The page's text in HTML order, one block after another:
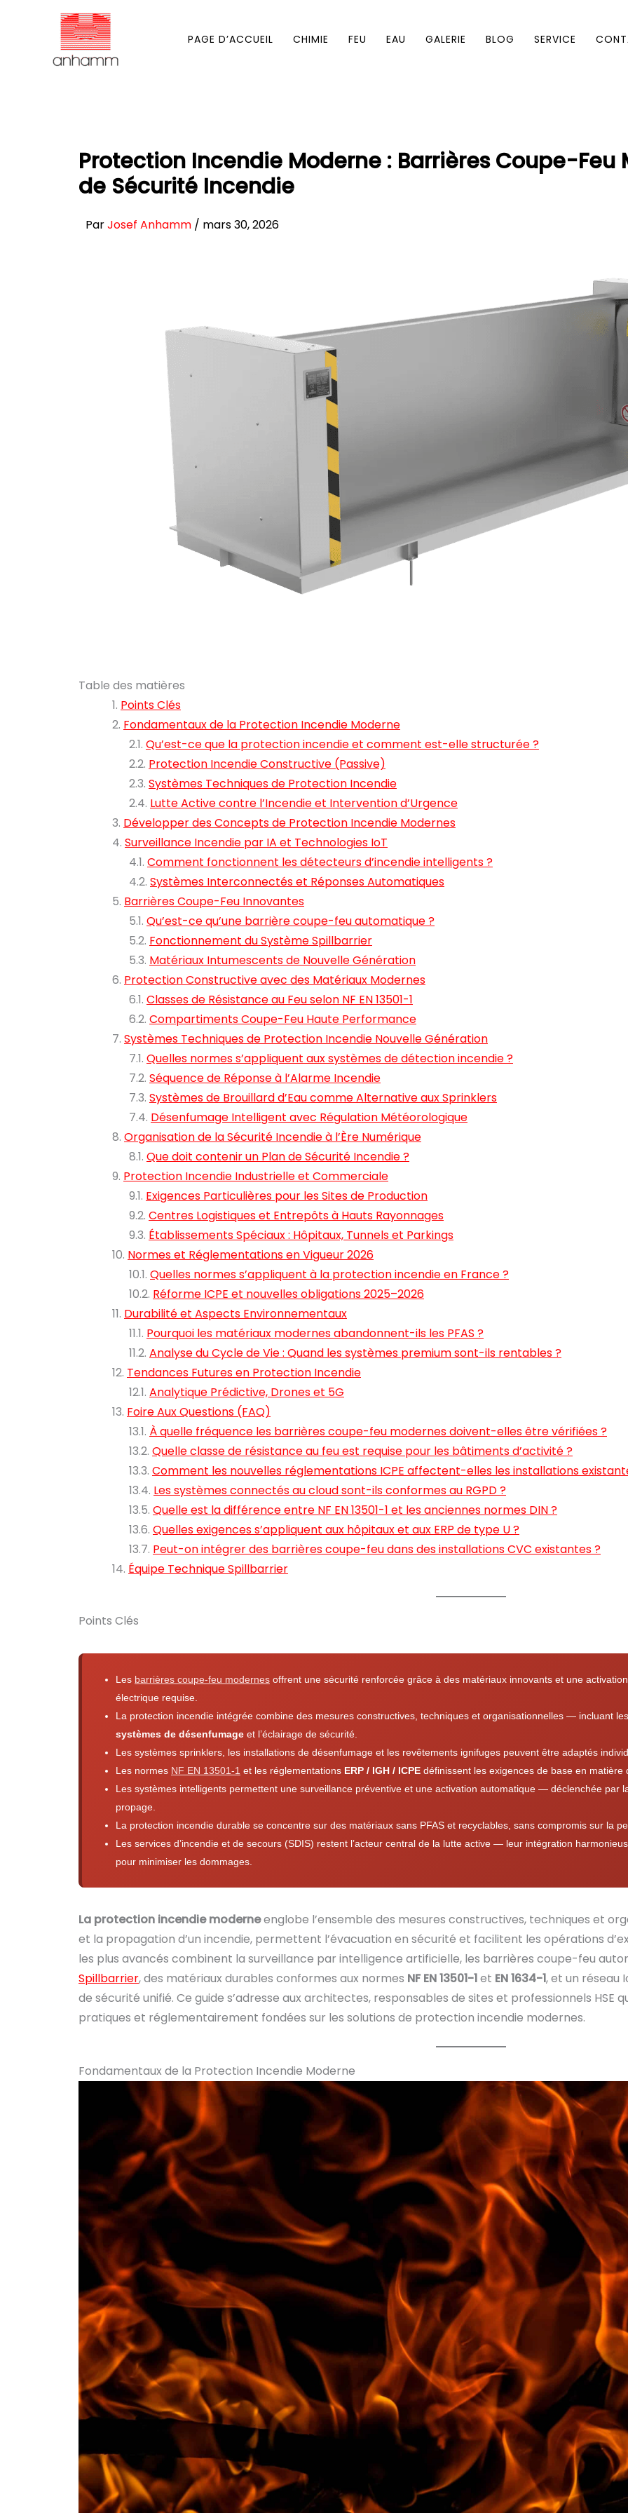
PAGE D’ACCUEIL CHIMIE FEU EAU GALERIE BLOG SERVICE
Protection Incendie Moderne : Barrières Coupe-Feu
de Sécurité Incendie
ParJosef Anhamm / mars 30, 2026
Table des matières
Points Clés
Fondamentaux de la Protection Incendie Moderne
Qu’est-ce que la protection incendie et comment est-elle structurée ?
Protection Incendie Constructive (Passive)
Systèmes Techniques de Protection Incendie
Lutte Active contre l’Incendie et Intervention d’Urgence
Développer des Concepts de Protection Incendie Modernes
Surveillance Incendie par IA et Technologies IoT
Comment fonctionnent les détecteurs d’incendie intelligents ?
Systèmes Interconnectés et Réponses Automatiques
Barrières Coupe-Feu Innovantes
Qu’est-ce qu’une barrière coupe-feu automatique ?
Fonctionnement du Système Spillbarrier
Matériaux Intumescents de Nouvelle Génération
Protection Constructive avec des Matériaux Modernes
Classes de Résistance au Feu selon NF EN 13501-1
Compartiments Coupe-Feu Haute Performance
Systèmes Techniques de Protection Incendie Nouvelle Génération
Quelles normes s’appliquent aux systèmes de détection incendie ?
Séquence de Réponse à l’Alarme Incendie
Systèmes de Brouillard d’Eau comme Alternative aux Sprinklers
Désenfumage Intelligent avec Régulation Météorologique
Organisation de la Sécurité Incendie à l’Ère Numérique
Que doit contenir un Plan de Sécurité Incendie ?
Protection Incendie Industrielle et Commerciale
Exigences Particulières pour les Sites de Production
Centres Logistiques et Entrepôts à Hauts Rayonnages
Établissements Spéciaux : Hôpitaux, Tunnels et Parkings
Normes et Réglementations en Vigueur 2026
Quelles normes s’appliquent à la protection incendie en France ?
Réforme ICPE et nouvelles obligations 2025–2026
Durabilité et Aspects Environnementaux
Pourquoi les matériaux modernes abandonnent-ils les PFAS ?
Analyse du Cycle de Vie : Quand les systèmes premium sont-ils rentables ?
Tendances Futures en Protection Incendie
Analytique Prédictive, Drones et 5G
Foire Aux Questions (FAQ)
À quelle fréquence les barrières coupe-feu modernes doivent-elles être vérifiées ?
Quelle classe de résistance au feu est requise pour les bâtiments d’activité ?
Comment les nouvelles réglementations ICPE affectent-elles les installations
Les systèmes connectés au cloud sont-ils conformes au RGPD ?
Quelle est la différence entre NF EN 13501-1 et les anciennes normes DIN ?
Quelles exigences s’appliquent aux hôpitaux et aux ERP de type U ?
Peut-on intégrer des barrières coupe-feu dans des installations CVC existantes ?
Équipe Technique Spillbarrier
Points Clés
Les barrières coupe-feu modernes offrent une sécurité renforcée grâce à des matériaux innovants et une
électrique requise.
La protection incendie intégrée combine des mesures constructives, techniques et organisationnelles — incluant
systèmes de désenfumage et l’éclairage de sécurité.
Les systèmes sprinklers, les installations de désenfumage et les revêtements ignifuges peuvent être adaptés
Les normes NF EN 13501-1 et les réglementations ERP / IGH / ICPE définissent les exigences de base en
Les systèmes intelligents permettent une surveillance préventive et une activation automatique — déclenchée par
propage.
La protection incendie durable se concentre sur des matériaux sans PFAS et recyclables, sans compromis sur la
Les services d’incendie et de secours (SDIS) restent l’acteur central de la lutte active — leur intégration
pour minimiser les dommages.
La protection incendie moderneenglobe l’ensemble des mesures constructives, techniques et
et la propagation d’un incendie, permettent l’évacuation en sécurité et facilitent les opérations
les plus avancés combinent la surveillance par intelligence artificielle, les barrières coupe-feu
Spillbarrier, des matériaux durables conformes aux normes NF EN 13501-1et EN 1634-1, et un réseau
de sécurité unifié. Ce guide s’adresse aux architectes, responsables de sites et professionnels
pratiques et réglementairement fondées sur les solutions de protection incendie modernes.
Fondamentaux de la Protection Incendie Moderne